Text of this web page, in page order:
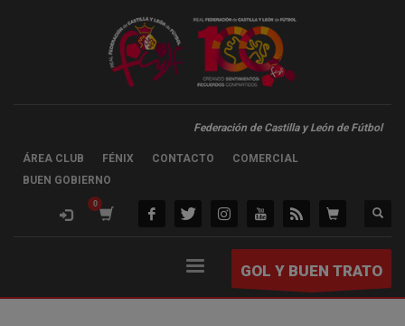
Federación de Castilla y León de Fútbol
ÁREA CLUB FÉNIX CONTACTO
COMERCIAL
BUEN GOBIERNO
GOL Y BUEN TRATO